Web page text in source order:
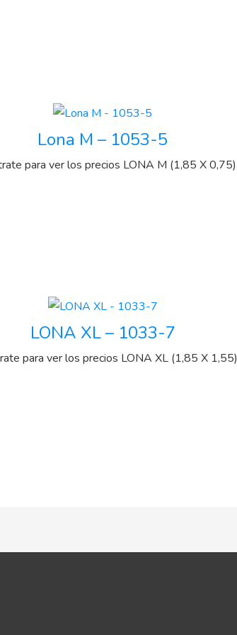
Lona M – 1053-5
para ver los precios LONA M (1,85 X 0,75)
LONA XL – 1033-7
para ver los precios LONA XL (1,85 X 1,55)